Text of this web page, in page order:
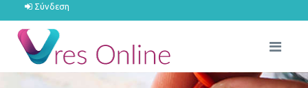
Σύνδεση